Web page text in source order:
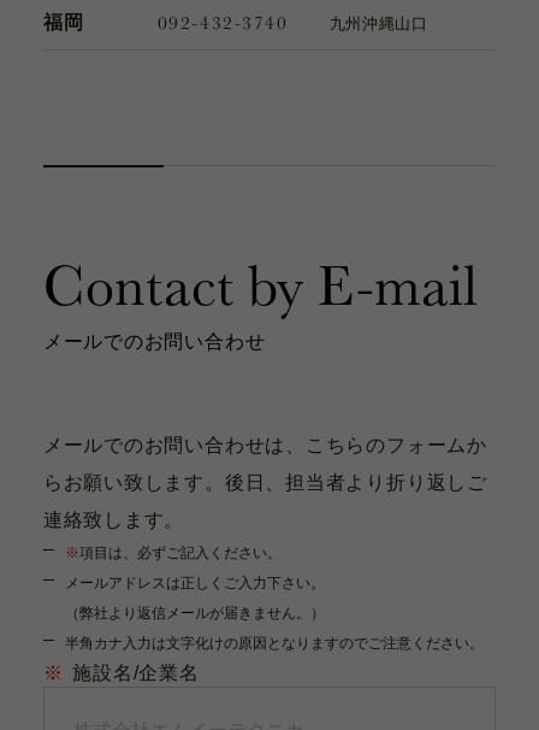
福岡 092-432-3740 九州沖縄山口
Contact by E-mail
メールでのお問い合わせ
メールでのお問い合わせは、こちらのフォームか
らお願い致します。後日、担当者より折り返しご
連絡致します。
※項目は、必ずご記入ください。
メールアドレスは正しくご入力下さい。
（弊社より返信メールが届きません。）
半角カナ入力は文字化けの原因となりますのでご注意ください。
※ 施設名/企業名